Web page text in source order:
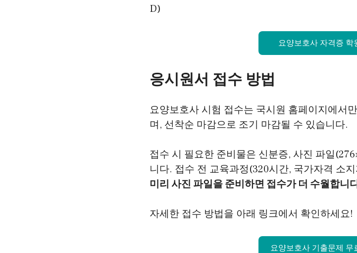
D)
요양보호사 자격증 학
응시원서 접수 방법
요양보호사 시험 접수는 국시원 홈페이지에서
며, 선착순 마감으로 조기 마감될 수 있습니다.
접수 시 필요한 준비물은 신분증, 사진 파일
니다. 접수 전 교육과정(320시간, 국가자격 소
미리 사진 파일을 준비하면 접수가 더 수월합니
자세한 접수 방법을 아래 링크에서 확인하세요!
요양보호사 기출문제 무